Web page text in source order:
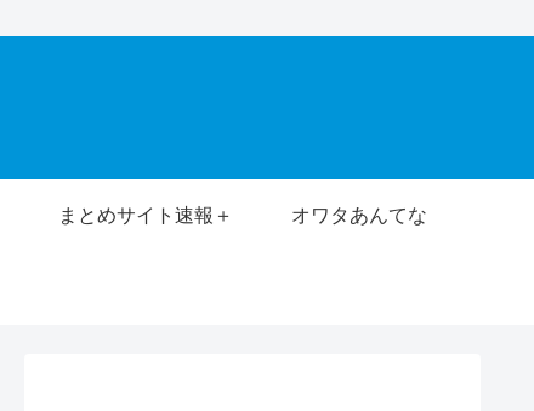
まとめサイト速報＋ オワタあんてな